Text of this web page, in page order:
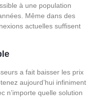
à une population
Même dans des
actuelles suffisent
a fait baisser les prix
aujourd’hui infiniment
n’importe quelle solution